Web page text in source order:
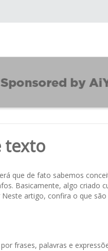
texto
que de fato sabemos
Basicamente, algo criado
Neste artigo, confira o que
frases, palavras e